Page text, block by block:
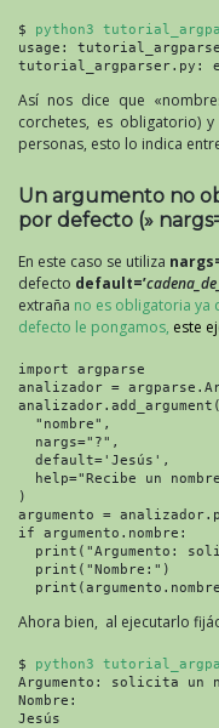
$ python3
usage:
tutorial_argparser.py:
Así nos dice que
corchetes, es obligatorio)
personas, esto lo indica
Un argumento no
por defecto (»
En este caso se utiliza
defecto default=’
extraña no es obligatoria ya
defecto le pongamos, este
import argparse
analizador =
analizador.add_argument(
"nombre",
nargs="?",
default='Jesús',
help="Recibe un
)
argumento =
if argumento.nombre:
print("Argumento:
print("Nombre:")
Ahora bien, al ejecutarlo
$ python3
Argumento: solicita un
Nombre:
Jesús